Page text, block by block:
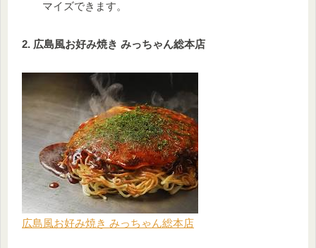
マイズできます。
2. 広島風お好み焼き みっちゃん総本店
広島風お好み焼き みっちゃん総本店